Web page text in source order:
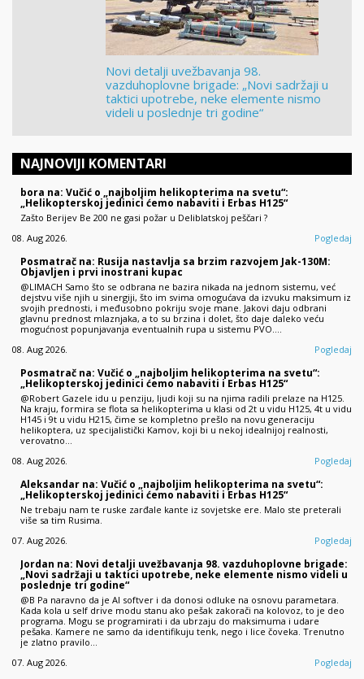
Novi detalji uvežbavanja 98.
vazduhoplovne brigade: „Novi sadržaji u
taktici upotrebe, neke elemente nismo
videli u poslednje tri godine“
NAJNOVIJI KOMENTARI
bora na: Vučić o „najboljim helikopterima na svetu“:
„Helikopterskoj jedinici ćemo nabaviti i Erbas H125“
Zašto Berijev Be 200 ne gasi požar u Deliblatskoj peščari ?
08. Aug 2026.
Pogledaj
Posmatrač na: Rusija nastavlja sa brzim razvojem Jak-130M:
Objavljen i prvi inostrani kupac
@LIMACH Samo što se odbrana ne bazira nikada na jednom sistemu, već
dejstvu više njih u sinergiji, što im svima omogućava da izvuku maksimum iz
svojih prednosti, i međusobno pokriju svoje mane. Jakovi daju odbrani
glavnu prednost mlaznjaka, a to su brzina i dolet, što daje daleko veću
mogućnost popunjavanja eventualnih rupa u sistemu PVO.…
08. Aug 2026.
Pogledaj
Posmatrač na: Vučić o „najboljim helikopterima na svetu“:
„Helikopterskoj jedinici ćemo nabaviti i Erbas H125“
@Robert Gazele idu u penziju, ljudi koji su na njima radili prelaze na H125.
Na kraju, formira se flota sa helikopterima u klasi od 2t u vidu H125, 4t u vidu
H145 i 9t u vidu H215, čime se kompletno prešlo na novu generaciju
helikoptera, uz specijalistički Kamov, koji bi u nekoj idealnijoj realnosti,
verovatno…
08. Aug 2026.
Pogledaj
Aleksandar na: Vučić o „najboljim helikopterima na svetu“:
„Helikopterskoj jedinici ćemo nabaviti i Erbas H125“
Ne trebaju nam te ruske zarđale kante iz sovjetske ere. Malo ste preterali
više sa tim Rusima.
07. Aug 2026.
Pogledaj
Jordan na: Novi detalji uvežbavanja 98. vazduhoplovne brigade:
„Novi sadržaji u taktici upotrebe, neke elemente nismo videli u
poslednje tri godine“
@B Pa naravno da je AI softver i da donosi odluke na osnovu parametara.
Kada kola u self drive modu stanu ako pešak zakorači na kolovoz, to je deo
programa. Mogu se programirati i da ubrzaju do maksimuma i udare
pešaka. Kamere ne samo da identifikuju tenk, nego i lice čoveka. Trenutno
je zlatno pravilo…
07. Aug 2026.
Pogledaj